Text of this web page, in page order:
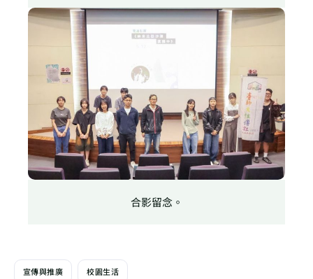
合影留念。
宣傳與推廣 校園生活